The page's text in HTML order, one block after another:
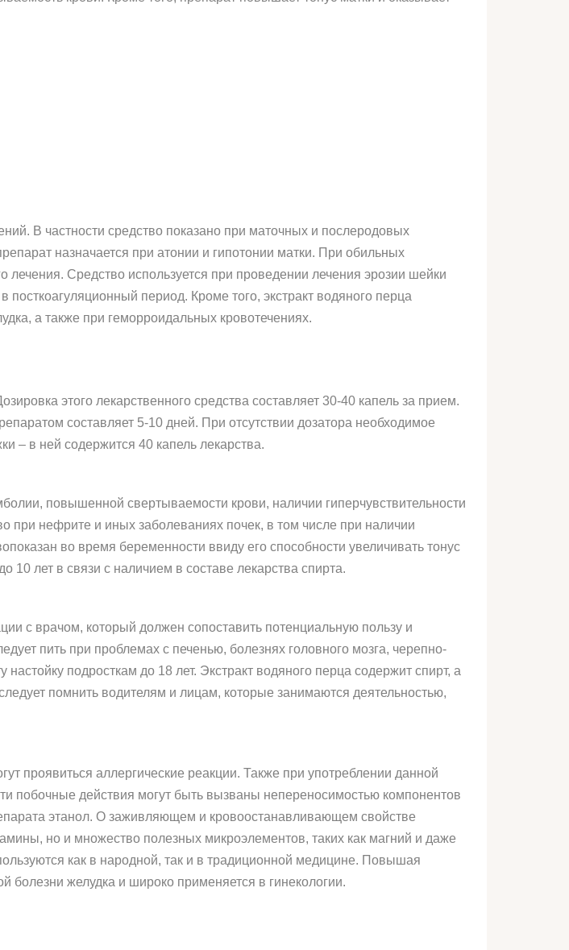
В частности средство показано при маточных и послеродовых
назначается при атонии и гипотонии матки. При обильных
Средство используется при проведении лечения эрозии шейки
период. Кроме того, экстракт водяного перца
а также при геморроидальных кровотечениях.
этого лекарственного средства составляет 30-40 капель за прием.
составляет 5-10 дней. При отсутствии дозатора необходимое
– в ней содержится 40 капель лекарства.
повышенной свертываемости крови, наличии гиперчувствительности
при нефрите и иных заболеваниях почек, в том числе при наличии
во время беременности ввиду его способности увеличивать тонус
10 лет в связи с наличием в составе лекарства спирта.
с врачом, который должен сопоставить потенциальную пользу и
пить при проблемах с печенью, болезнях головного мозга, черепно-
подросткам до 18 лет. Экстракт водяного перца содержит спирт, а
помнить водителям и лицам, которые занимаются деятельностью,
проявиться аллергические реакции. Также при употреблении данной
побочные действия могут быть вызваны непереносимостью компонентов
этанол. О заживляющем и кровоостанавливающем свойстве
но и множество полезных микроэлементов, таких как магний и даже
как в народной, так и в традиционной медицине. Повышая
болезни желудка и широко применяется в гинекологии.